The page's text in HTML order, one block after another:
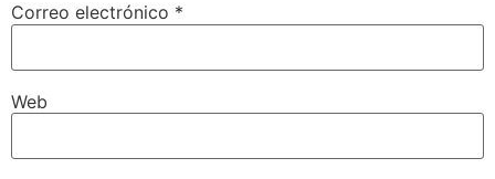
Correo electrónico *
Web